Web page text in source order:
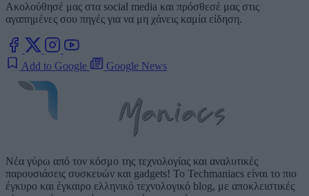
Ακολούθησέ μας στα social media και πρόσθεσέ μας στις
αγαπημένες σου πηγές για να μη χάνεις καμία είδηση.
Add to Google Google News
Νέα γύρω από τον κόσμο της τεχνολογίας και αναλυτικές
παρουσιάσεις συσκευών και gadgets! Το Techmaniacs είναι το πιο
έγκυρο και έγκαιρο ελληνικό τεχνολογικό blog, με αποκλειστικές